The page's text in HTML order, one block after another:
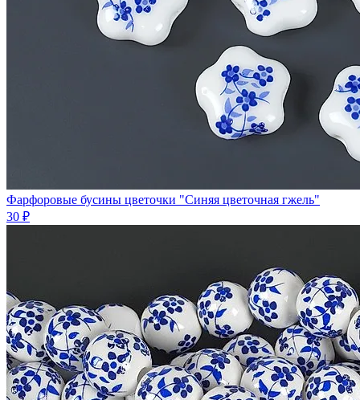
Фарфоровые бусины цветочки "Синяя цветочная гжель"
30 ₽